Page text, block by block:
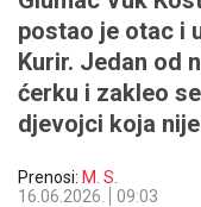
postao je otac i
Kurir. Jedan od
ćerku i zakleo
djevojci koja
Prenosi: M. S.
16.06.2026.
09:03